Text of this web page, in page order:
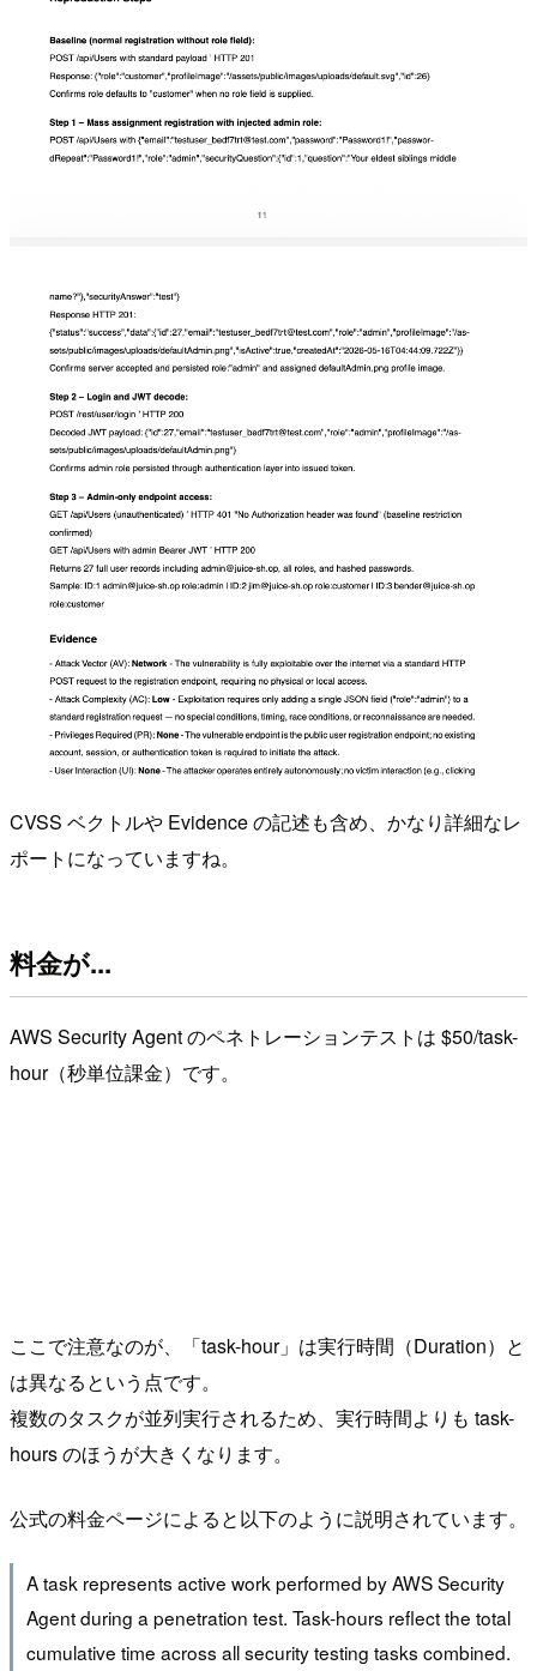
CVSS ベクトルや Evidence の記述も含め、かなり詳細なレ
ポートになっていますね。
料金が...
AWS Security Agent のペネトレーションテストは $50/task-
hour（秒単位課金）です。
ここで注意なのが、「task-hour」は実行時間（Duration）と
は異なるという点です。
複数のタスクが並列実行されるため、実行時間よりも task-
hours のほうが大きくなります。
公式の料金ページによると以下のように説明されています。
A task represents active work performed by AWS Security
Agent during a penetration test. Task-hours reflect the total
cumulative time across all security testing tasks combined.